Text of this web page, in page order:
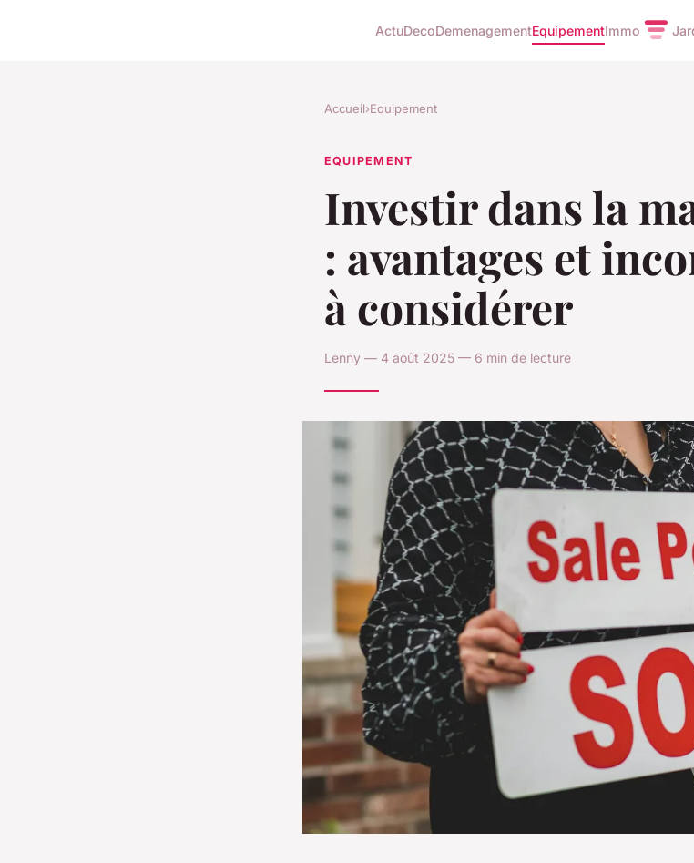
ActuDecoDemenagementEquipementImmo
Accueil›Equipement
EQUIPEMENT
Investir dans la
: avantages et
à considérer
Lenny — 4 août 2025 — 6 min de lecture